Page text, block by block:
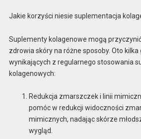
Jakie korzyści niesie suplementacja
Suplementy kolagenowe mogą
zdrowia skóry na różne sposoby. Oto kilka
wynikających z regularnego stosowania
kolagenowych:
Redukcja zmarszczek i linii
pomóc w redukcji widoczności
mimicznych, nadając skórze
wygląd.